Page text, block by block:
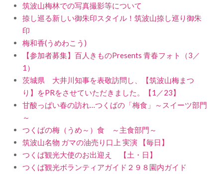
筑波山梅林での写真撮影等について
捺し巡る新しい御朱印スタイル！筑波山捺し巡り御朱
印
梅和香(うめわこう)
【参加者募集】百人きものPresents 青春フォト（3／
1）
茨城県 大井川知事を表敬訪問し、【筑波山梅まつ
り】をPRをさせていただきました。【1／23】
甘酸っぱい春の訪れ…つくばの「梅食」～スイーツ部門
～
つくばの梅（うめ～）食 ～主食部門～
筑波山名物 ガマの油売り口上 実演 【毎日】
つくば観光大使のお出迎え 【土・日】
つくば観光ボランティアガイド２９８園内ガイド